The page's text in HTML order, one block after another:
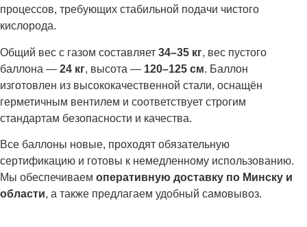
процессов, требующих стабильной подачи чистого
кислорода.
Общий вес с газом составляет 34–35 кг, вес пустого
баллона — 24 кг, высота — 120–125 см. Баллон
изготовлен из высококачественной стали, оснащён
герметичным вентилем и соответствует строгим
стандартам безопасности и качества.
Все баллоны новые, проходят обязательную
сертификацию и готовы к немедленному использованию.
Мы обеспечиваем оперативную доставку по Минску и
области, а также предлагаем удобный самовывоз.